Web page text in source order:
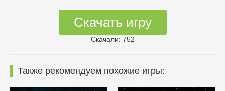
Скачать игру
Скачали: 752
Также рекомендуем похожие игры: